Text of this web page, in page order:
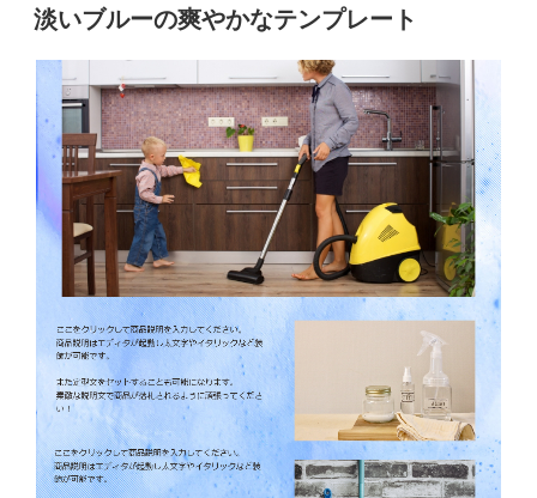
稿
日:
淡いブルーの爽やかなテンプレート